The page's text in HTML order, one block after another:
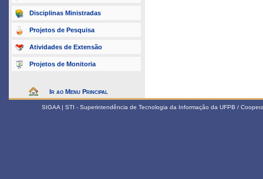
Disciplinas Ministradas
Projetos de Pesquisa
Atividades de Extensão
Projetos de Monitoria
Ir ao Menu Principal
SIGAA | STI - Superintendência de Tecnologia da Informação da UFPB /